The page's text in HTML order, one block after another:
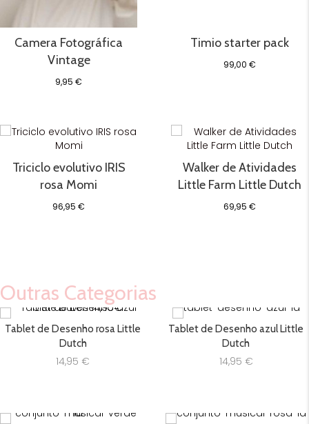
Camera Fotográfica
Vintage
9,95€
Timio starter pack
99,00€
Triciclo evolutivo IRIS
rosa Momi
96,95€
Walker de Atividades
Little Farm Little Dutch
69,95€
Outras Categorias
Tablet de Desenho rosa Little
Dutch
14,95 €
Tablet de Desenho azul Little
Dutch
14,95 €